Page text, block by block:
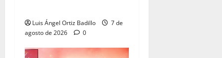
Luis Ángel Ortiz Badillo
7 de
agosto de 2026
0